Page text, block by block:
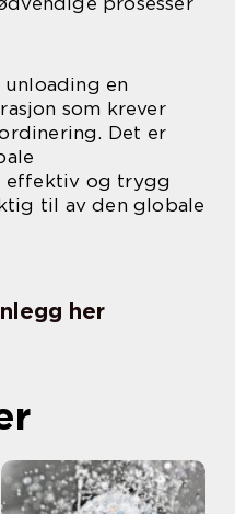
en
som krever
Det er
effektiv og trygg
til av den globale
her